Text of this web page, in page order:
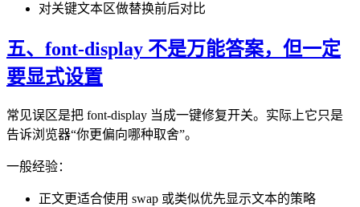
对关键文本区做替换前后对比
五、font-display 不是万能答案，但一定
要显式设置
常见误区是把 font-display 当成一键修复开关。实际上它只是
告诉浏览器“你更偏向哪种取舍”。
一般经验：
正文更适合使用 swap 或类似优先显示文本的策略